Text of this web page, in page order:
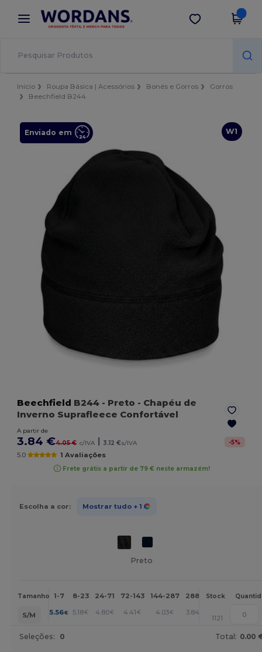
× App Wordans
Melhores preços na app!
Obter app
Início Roupa Básica | Acessórios Bonés e Gorros
Gorros
Beechfield B244
W1
Enviado em
Beechfield B244 - Preto - Chapéu de
Inverno Suprafleece Confortável
A partir de
3.84 €4.05 € c/IVA | 3.12 €s/IVA -5%
5.0 1 Avaliações
Frete grátis a partir de 79 € neste armazém!
Escolha a cor: Mostrar tudo + 1
Preto
Tamanho 1-7 8-23 24-71 72-143 144-287 288 + Mais
Stock
S/M 5.56€ 5.18€ 4.80€ 4.41 € 4.03€ 3.84 +
1121
Seleções: 0 Total: 0.00